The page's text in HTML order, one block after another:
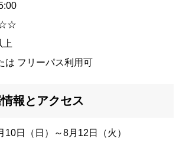
上
は フリーパス利用可
報とアクセス
10日（日）～8月12日（火）